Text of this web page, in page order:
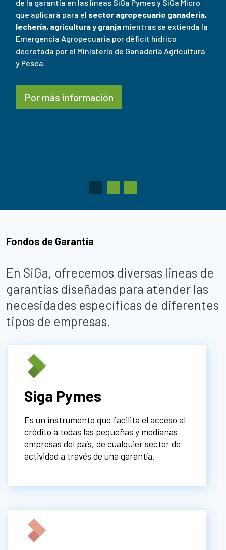
de la garantía en las líneas SiGa Pymes y SiGa Micro
que aplicará para el sector agropecuario ganadería,
lechería, agricultura y granja mientras se extienda la
Emergencia Agropecuaria por déficit hídrico
decretada por el Ministerio de Ganadería Agricultura
y Pesca.
Por más información
Fondos de Garantía
En SiGa, ofrecemos diversas líneas de
garantías diseñadas para atender las
necesidades específicas de diferentes
tipos de empresas.
Siga Pymes
Es un instrumento que facilita el acceso al
crédito a todas las pequeñas y medianas
empresas del país, de cualquier sector de
actividad a través de una garantía.